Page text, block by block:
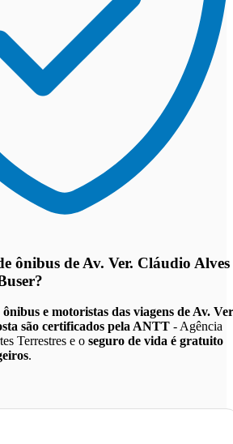
ônibus de Av. Ver. Cláudio Alves
ônibus e motoristas das viagens de Av.
são certificados pela ANTT - Agência
Terrestres e o seguro de vida é gratuito
.